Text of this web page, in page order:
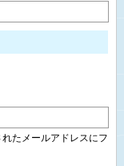
たメールアドレスにフ